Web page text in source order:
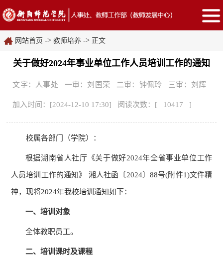
网站首页 -> 教师培养 -> 正文
关于做好2024年事业单位工作人员培训工作的通知
文字：人事处 一审：刘国荣 二审：钟佩玲 三审：刘辉
加入时间：[2024-12-10 17:30] 阅读次数：[ 10417 ]
校属各部门 （学院） ：
根据湖南省人社厅《关于做好2024年全省事业单位工作
人员培训工作的通知》 湘人社函〔2024〕 88号(附件1)文件精
神，现将2024年我校培训通知如下：
一、培训对象
全体教职员工。
二、培训课时及课程